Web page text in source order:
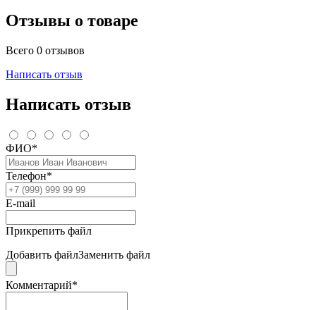
Отзывы о товаре
Всего 0 отзывов
Написать отзыв
Написать отзыв
ФИО*
Телефон*
E-mail
Прикрепить файл
Добавить файлЗаменить файл
Комментарий*